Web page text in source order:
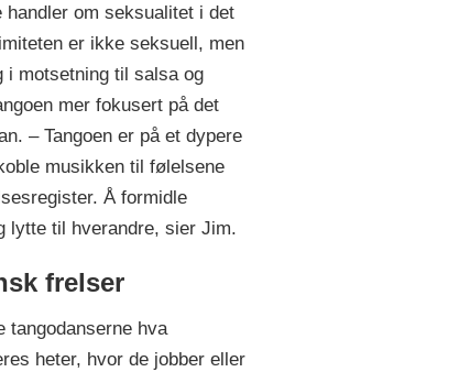
handler om seksualitet i det
er ikke seksuell, men
i motsetning til salsa og
mer fokusert på det
– Tangoen er på et dypere
musikken til følelsene
Å formidle
lytte til hverandre, sier Jim.
frelser
tangodanserne hva
heter, hvor de jobber eller